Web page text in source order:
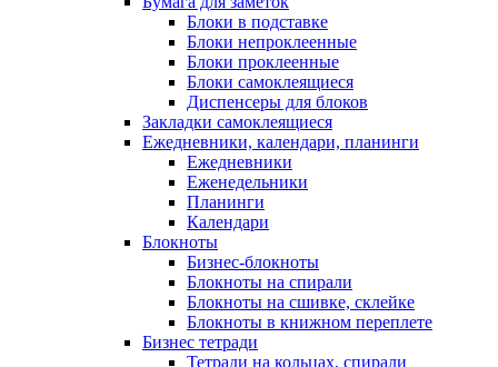
Блоки в подставке
Блоки непроклеенные
Блоки проклеенные
Блоки самоклеящиеся
Диспенсеры для блоков
Закладки самоклеящиеся
Ежедневники, календари, планинги
Ежедневники
Еженедельники
Планинги
Календари
Блокноты
Бизнес-блокноты
Блокноты на спирали
Блокноты на сшивке, склейке
Блокноты в книжном переплете
Бизнес тетради
Тетради на кольцах, спирали